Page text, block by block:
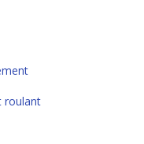
roulant